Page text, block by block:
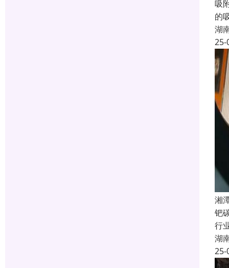
吸
的
湖
25-
湘
钯
行
湖
25-